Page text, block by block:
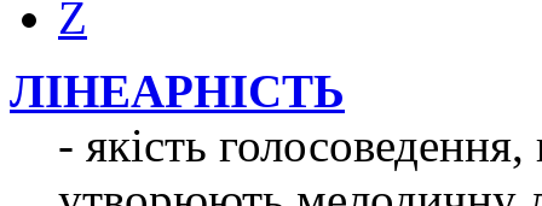
Z
ЛІНЕАРНІСТЬ
- якість голосоведення,